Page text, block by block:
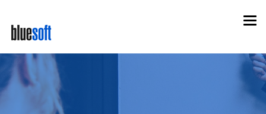
main
content